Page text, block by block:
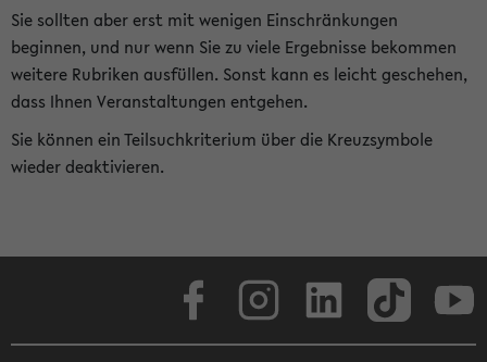
Sie sollten aber erst mit wenigen Einschränkungen
beginnen, und nur wenn Sie zu viele Ergebnisse bekommen
weitere Rubriken ausfüllen. Sonst kann es leicht geschehen,
dass Ihnen Veranstaltungen entgehen.
Sie können ein Teilsuchkriterium über die Kreuzsymbole
wieder deaktivieren.